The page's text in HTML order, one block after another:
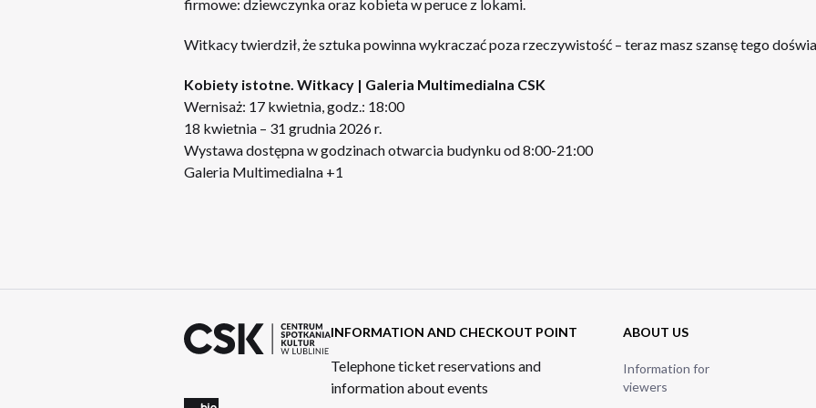
firmowe: dziewczynka oraz kobieta w peruce z lokami.
Witkacy twierdził, że sztuka powinna wykraczać poza rzeczywistość – teraz masz szansę tego
Kobiety istotne. Witkacy | Galeria Multimedialna CSK
Wernisaż: 17 kwietnia, godz.: 18:00
18 kwietnia – 31 grudnia 2026 r.
Wystawa dostępna w godzinach otwarcia budynku od 8:00-21:00
Galeria Multimedialna +1
INFORMATION AND CHECKOUT POINT
Telephone ticket reservations and
information about events
ABOUT US
Information for
viewers